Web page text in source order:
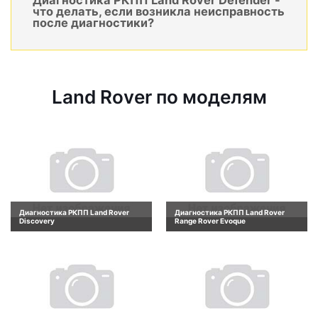
что делать, если возникла неисправность
после диагностики?
Land Rover по моделям
Диагностика РКПП Land Rover
Discovery
Диагностика РКПП Land Rover
Range Rover Evoque